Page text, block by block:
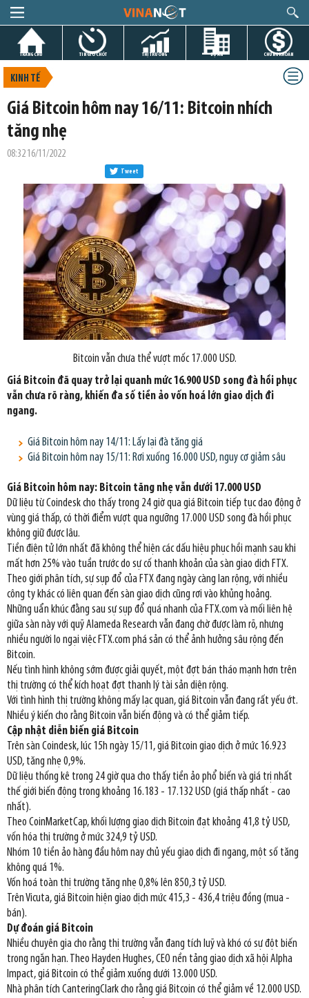
TRANG CHỦ TIN GIỜ CHÓT THỊ TRƯỜNG DỰ ÁN CHỨNG KHOÁN
KINH TẾ
Giá Bitcoin hôm nay 16/11: Bitcoin nhích
tăng nhẹ
08:32 16/11/2022
Tweet
Bitcoin vẫn chưa thể vượt mốc 17.000 USD.
Giá Bitcoin đã quay trở lại quanh mức 16.900 USD song đà hồi phục
vẫn chưa rõ ràng, khiến đa số tiền ảo vốn hoá lớn giao dịch đi
ngang.
Giá Bitcoin hôm nay 14/11: Lấy lại đà tăng giá
Giá Bitcoin hôm nay 15/11: Rơi xuống 16.000 USD, nguy cơ giảm sâu
Giá Bitcoin hôm nay: Bitcoin tăng nhẹ vẫn dưới 17.000 USD
Dữ liệu từ Coindesk cho thấy trong 24 giờ qua giá Bitcoin tiếp tục dao động ở
vùng giá thấp, có thời điểm vượt qua ngưỡng 17.000 USD song đà hồi phục
không giữ được lâu.
Tiền điện tử lớn nhất đã không thể hiện các dấu hiệu phục hồi mạnh sau khi
mất hơn 25% vào tuần trước do sự cố thanh khoản của sàn giao dịch FTX.
Theo giới phân tích, sự sụp đổ của FTX đang ngày càng lan rộng, với nhiều
công ty khác có liên quan đến sàn giao dịch cũng rơi vào khủng hoảng.
Những uẩn khúc đằng sau sự sụp đổ quá nhanh của FTX.com và mối liên hệ
giữa sàn này với quỹ Alameda Research vẫn đang chờ được làm rõ, nhưng
nhiều người lo ngại việc FTX.com phá sản có thể ảnh hưởng sâu rộng đến
Bitcoin.
Nếu tình hình không sớm được giải quyết, một đợt bán tháo mạnh hơn trên
thị trường có thể kích hoạt đợt thanh lý tài sản diện rộng.
Với tình hình thị trường không mấy lạc quan, giá Bitcoin vẫn đang rất yếu ớt.
Nhiều ý kiến cho rằng Bitcoin vẫn biến động và có thể giảm tiếp.
Cập nhật diễn biến giá Bitcoin
Trên sàn Coindesk, lúc 15h ngày 15/11, giá Bitcoin giao dịch ở mức 16.923
USD, tăng nhẹ 0,9%.
Dữ liệu thống kê trong 24 giờ qua cho thấy tiền ảo phổ biến và giá trị nhất
thế giới biến động trong khoảng 16.183 - 17.132 USD (giá thấp nhất - cao
nhất).
Theo CoinMarketCap, khối lượng giao dịch Bitcoin đạt khoảng 41,8 tỷ USD,
vốn hóa thị trường ở mức 324,9 tỷ USD.
Nhóm 10 tiền ảo hàng đầu hôm nay chủ yếu giao dịch đi ngang, một số tăng
không quá 1%.
Vốn hoá toàn thị trường tăng nhẹ 0,8% lên 850,3 tỷ USD.
Trên Vicuta, giá Bitcoin hiện giao dịch mức 415,3 - 436,4 triệu đồng (mua -
bán).
Dự đoán giá Bitcoin
Nhiều chuyên gia cho rằng thị trường vẫn đang tích luỹ và khó có sự đột biến
trong ngắn hạn. Theo Hayden Hughes, CEO nền tảng giao dịch xã hội Alpha
Impact, giá Bitcoin có thể giảm xuống dưới 13.000 USD.
Nhà phân tích CanteringClark cho rằng giá Bitcoin có thể giảm về 12.000 USD.